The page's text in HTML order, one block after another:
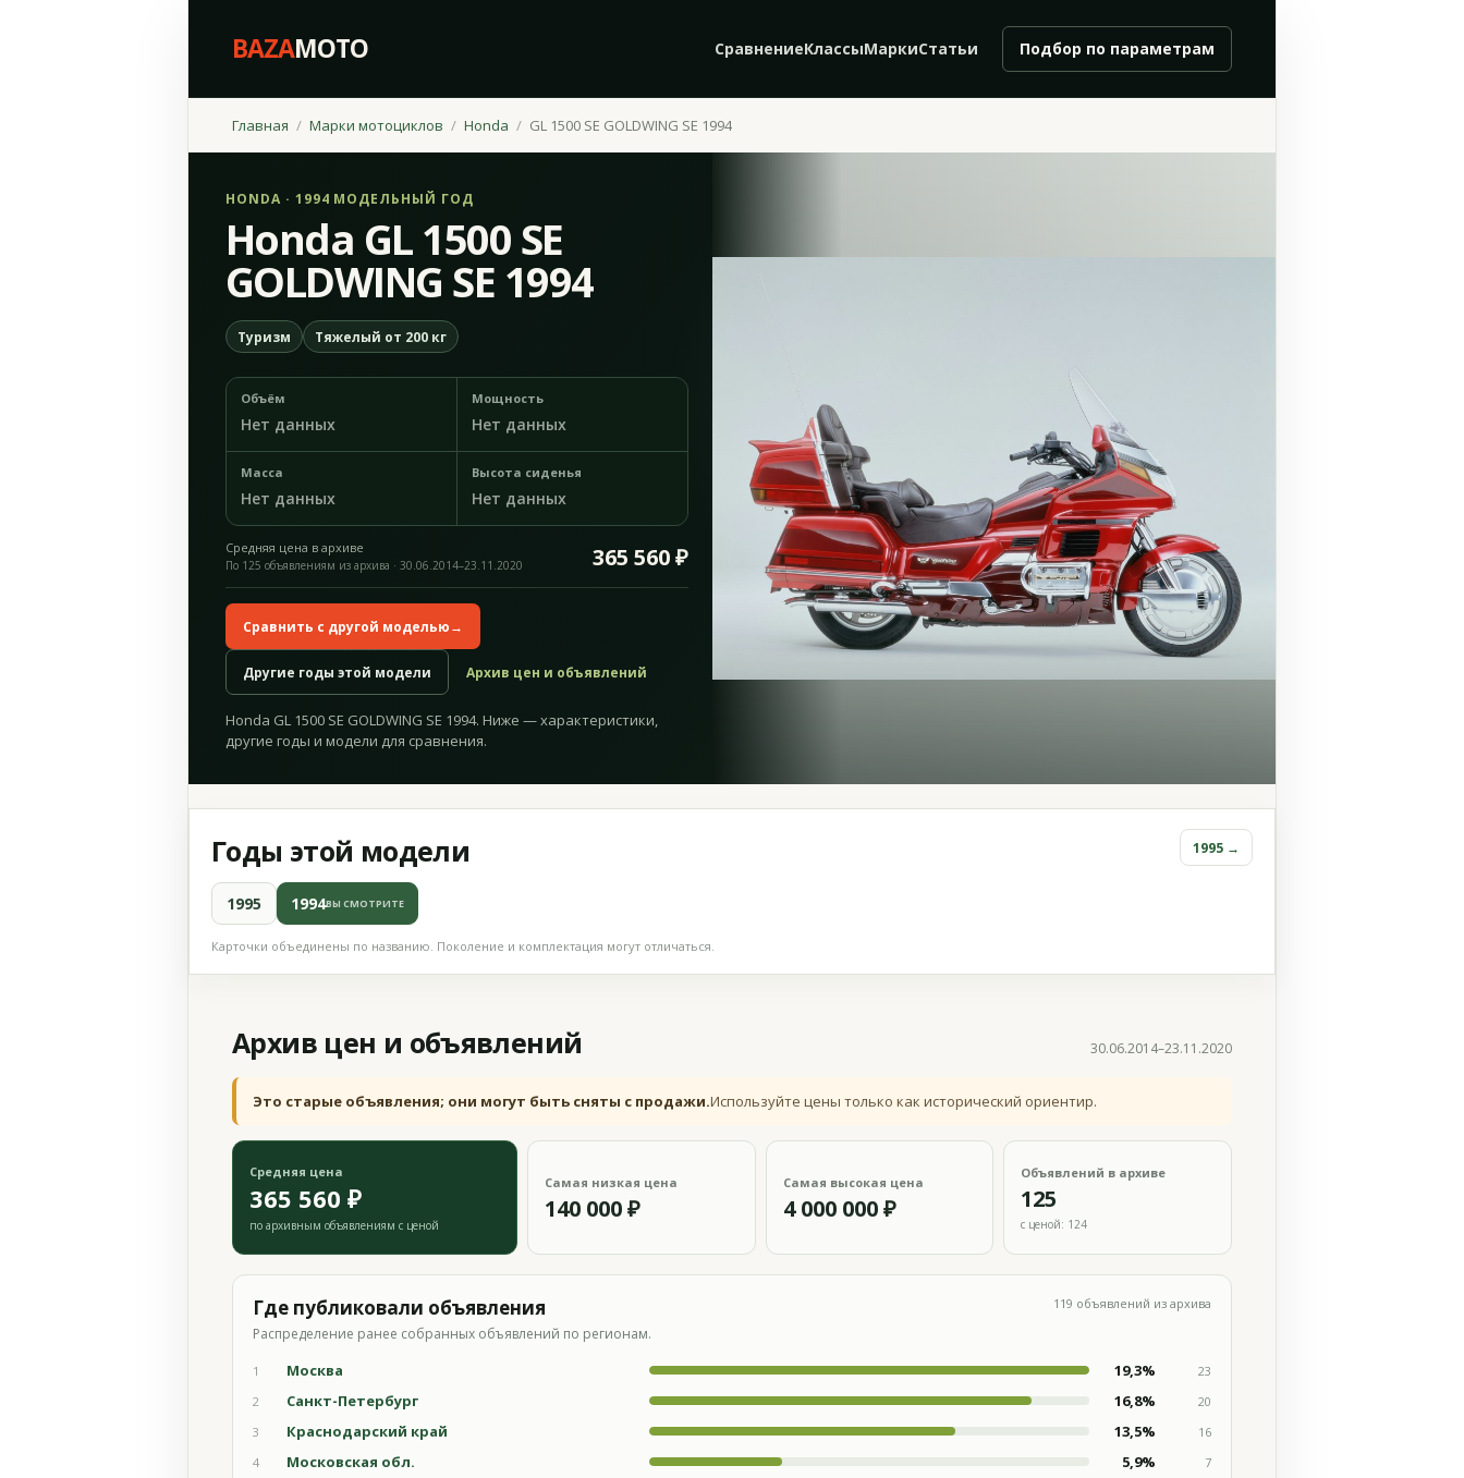
BAZAMOTO СравнениеКлассыМаркиСтатьи Подбор по параметрам
Главная Марки мотоциклов Honda GL 1500 SE GOLDWING SE 1994
HONDA · 1994 МОДЕЛЬНЫЙ ГОД
Honda GL 1500 SE
GOLDWING SE 1994
Туризм Тяжелый от 200 кг
Объём
Нет данных
Мощность
Нет данных
Масса
Нет данных
Высота сиденья
Нет данных
Средняя цена в архиве 365 560 ₽
По 125 объявлениям из архива · 30.06.2014–23.11.2020
Сравнить с другой моделью→
Другие годы этой модели Архив цен и объявлений
Honda GL 1500 SE GOLDWING SE 1994. Ниже — характеристики,
другие годы и модели для сравнения.
Годы этой модели 1995 →
1995 1994ВЫ СМОТРИТЕ
Карточки объединены по названию. Поколение и комплектация могут отличаться.
Архив цен и объявлений 30.06.2014–23.11.2020
Это старые объявления; они могут быть сняты с продажи.Используйте цены только как исторический ориентир.
Средняя цена
365 560 ₽
по архивным объявлениям с ценой
Самая низкая цена
140 000 ₽
Самая высокая цена
4 000 000 ₽
Объявлений в архиве
125
с ценой: 124
Где публиковали объявления
Распределение ранее собранных объявлений по регионам.
119 объявлений из архива
1 Москва 19,3%
23
2
Санкт-Петербург 16,8%
20
3
Краснодарский край 13,5%
16
4
Московская обл. 5,9%
7